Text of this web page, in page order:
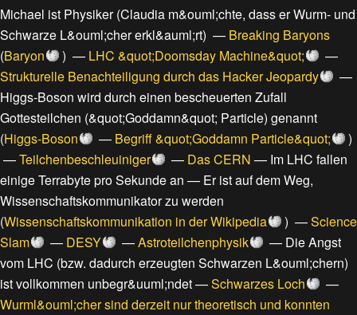
Michael ist Physiker(Claudia m&ouml;chte, dass er Wurm- und
Schwarze L&ouml;cher erkl&auml;rt) — Breaking Baryons
(Baryon ) — LHC &quot;Doomsday Machine&quot;
—
Strukturelle Benachteiligung durch das Hacker Jeopardy
—
Higgs-Boson wird durch einen bescheuerten Zufall
Gottesteilchen (&quot;Goddamn&quot; Particle) genannt
(Higgs-Boson — Begriff &quot;Goddamn Particle&quot;
)
—Teilchenbeschleuiniger — Das CERN — Im LHC fallen
einige Terrabyte pro Sekunde an — Er ist auf dem Weg,
Wissenschaftskommunikator zu werden
(Wissenschaftskommunikation in der Wikipedia ) —Science
Slam
— DESY —Astroteilchenphysik — Die Angst
vom LHC (bzw. dadurch erzeugten Schwarzen L&ouml;chern)
ist vollkommen unbegr&uuml;ndet—Schwarzes Loch
—
Wurml&ouml;cher sind derzeit nur theoretisch und konnten